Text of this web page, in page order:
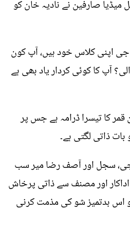
صارفین نے نادیہ خان کو
اپنی کلاس خود ہیں، آپ کون
آپ کا کوئی کردار یاد بھی ہے
قمر کا تیسرا ڈرامہ ہے جس پر
بات ذاتی لگتی ہے۔
جی، سجل اور آصف رضا میر سب
اور مصنف سے ذاتی پرخاش
اس بدتمیز شو کی مذمت کرنی